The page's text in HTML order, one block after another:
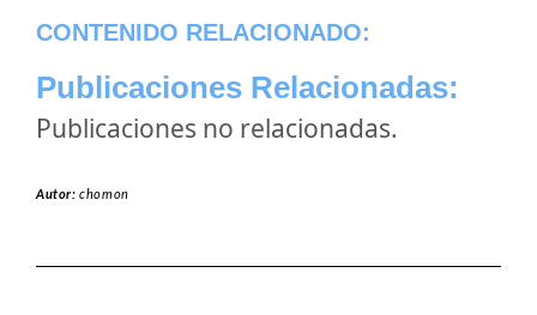
CONTENIDO RELACIONADO:
Publicaciones Relacionadas:
Publicaciones no relacionadas.
Autor:chomon